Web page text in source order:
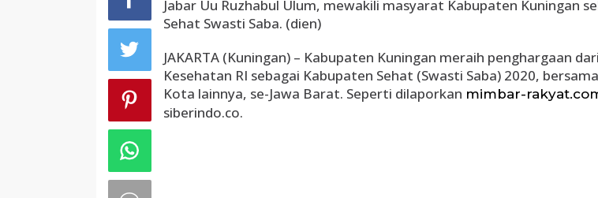
Jabar Uu Ruzhabul Ulum, mewakili masyarat Kabupaten Kuningan
Sehat Swasti Saba. (dien)
JAKARTA (Kuningan) – Kabupaten Kuningan meraih penghargaan
Kesehatan RI sebagai Kabupaten Sehat (Swasti Saba) 2020,
Kota lainnya, se-Jawa Barat. Seperti dilaporkan mimbar-
siberindo.co.